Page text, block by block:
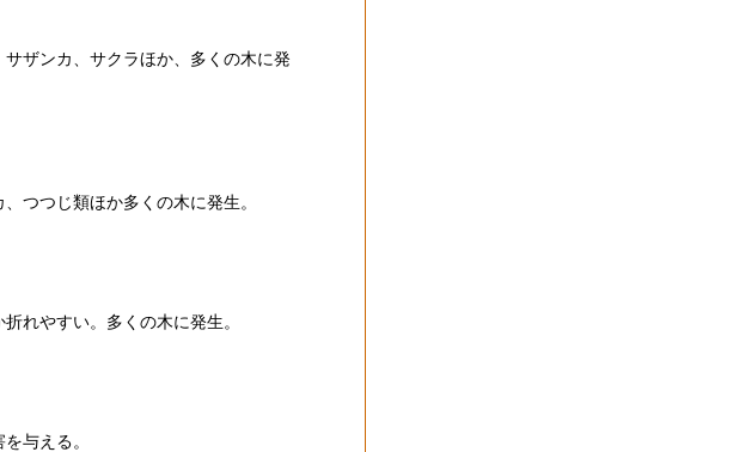
サザンカ、サクラほか、多くの木に発
つつじ類ほか多くの木に発生。
れやすい。多くの木に発生。
与える。